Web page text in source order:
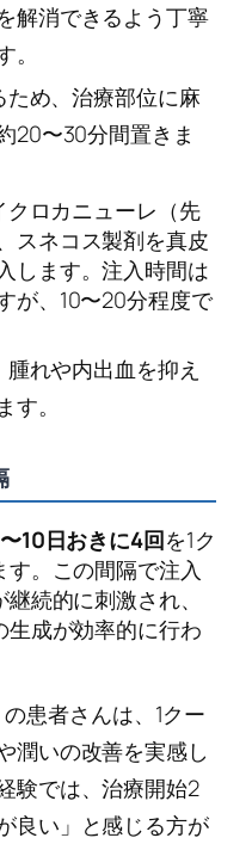
解消できるよう丁寧
め、治療部位に麻
20〜30分間置きま
ロカニューレ（先
スネコス製剤を真皮
します。注入時間は
が、10〜20分程度で
れや内出血を抑え
。
10日おきに4回を1ク
。この間隔で注入
続的に刺激され、
成が効率的に行わ
患者さんは、1クー
潤いの改善を実感し
験では、治療開始2
良い」と感じる方が